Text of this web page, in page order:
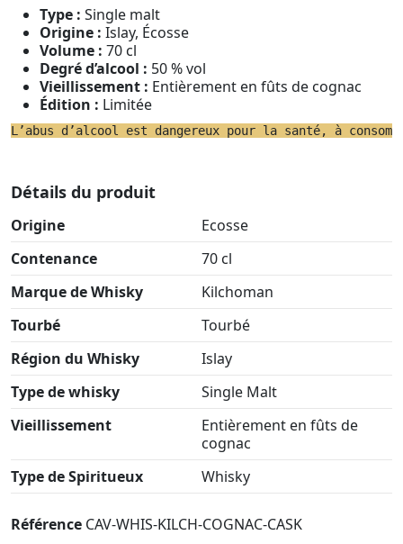
Type : Single malt
Origine : Islay, Écosse
Volume : 70 cl
Degré d’alcool : 50 % vol
Vieillissement : Entièrement en fûts de cognac
Édition : Limitée
L’abus d’alcool est dangereux pour la santé, à
Détails du produit
Origine
Ecosse
Contenance
70 cl
Marque de Whisky
Kilchoman
Tourbé
Tourbé
Région du Whisky
Islay
Type de whisky
Single Malt
Vieillissement
Entièrement en fûts de
cognac
Type de Spiritueux
Whisky
Référence CAV-WHIS-KILCH-COGNAC-CASK